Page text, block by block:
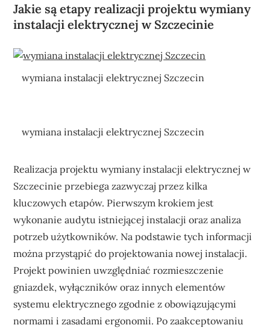
Jakie są etapy realizacji projektu wymiany
instalacji elektrycznej w Szczecinie
wymiana instalacji elektrycznej Szczecin
wymiana instalacji elektrycznej Szczecin
Realizacja projektu wymiany instalacji elektrycznej w
Szczecinie przebiega zazwyczaj przez kilka
kluczowych etapów. Pierwszym krokiem jest
wykonanie audytu istniejącej instalacji oraz analiza
potrzeb użytkowników. Na podstawie tych informacji
można przystąpić do projektowania nowej instalacji.
Projekt powinien uwzględniać rozmieszczenie
gniazdek, wyłączników oraz innych elementów
systemu elektrycznego zgodnie z obowiązującymi
normami i zasadami ergonomii. Po zaakceptowaniu